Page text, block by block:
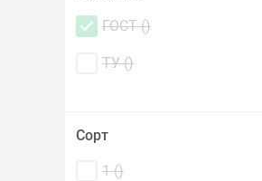
ГОСТ ()
ТУ ()
Сорт
1 ()